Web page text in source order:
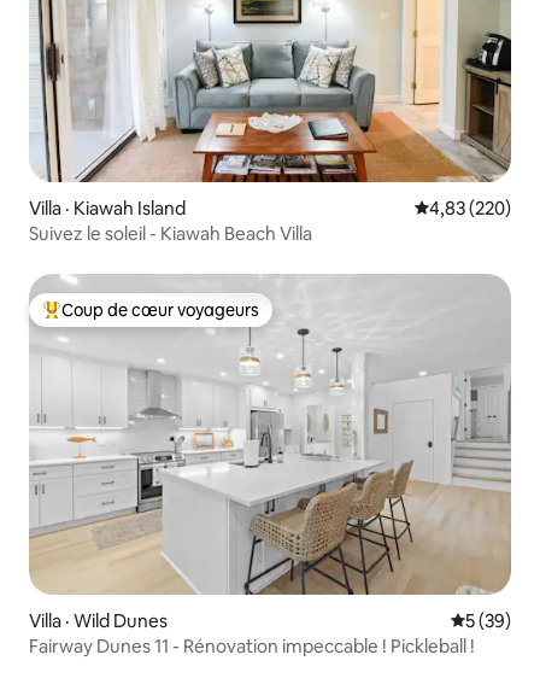
Villa · Kiawah Island Note
4,83 (220)
Suivez le soleil - Kiawah Beach Villa
Coup de cœur voyageurs parmi les plus aimés
Coup de cœur voyageurs
Villa · Wild Dunes Note
5 (39)
Fairway Dunes 11 - Rénovation impeccable ! Pickleball !